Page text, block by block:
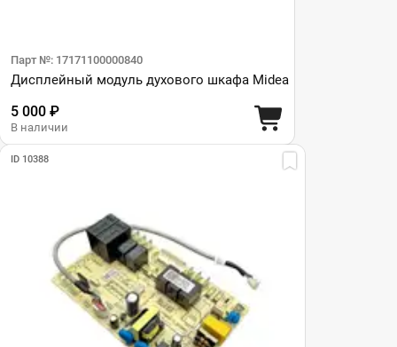
Парт №: 17171100000840
Дисплейный модуль духового шкафа Midea
5 000 ₽
В наличии
ID 10388